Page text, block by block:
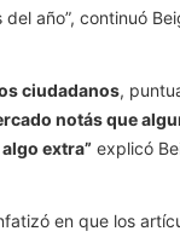
año”, continuó
ciudadanos,
notás que
extra” explicó
en que los